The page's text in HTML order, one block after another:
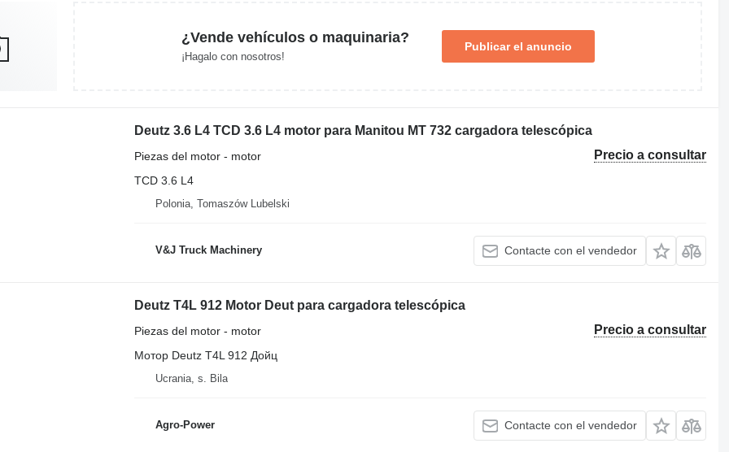
¿Vende vehículos o maquinaria?
¡Hagalo con nosotros!
Publicar el anuncio
Deutz 3.6 L4 TCD 3.6 L4 motor para Manitou MT 732 cargadora telescópica
Precio a consultar
Piezas del motor - motor
TCD 3.6 L4
Polonia, Tomaszów Lubelski
V&J Truck Machinery Contacte con el vendedor
Deutz T4L 912 Motor Deut para cargadora telescópica
Precio a consultar
Piezas del motor - motor
Мотор Deutz T4L 912 Дойц
Ucrania, s. Bila
Agro-Power Contacte con el vendedor